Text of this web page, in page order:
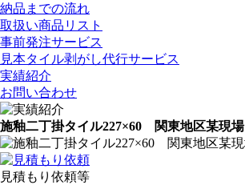
納品までの流れ
取扱い商品リスト
事前発注サービス
見本タイル剥がし代行サービス
実績紹介
お問い合わせ
施釉二丁掛タイル227×60 関東地区某現場
見積もり依頼等